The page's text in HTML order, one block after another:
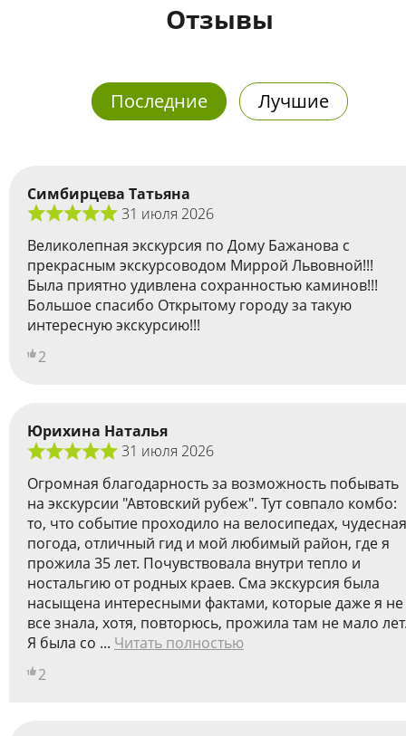
Отзывы
Последние Лучшие
Симбирцева Татьяна
31 июля 2026
Великолепная экскурсия по Дому Бажанова с
прекрасным экскурсоводом Миррой Львовной!!!
Была приятно удивлена сохранностью каминов!!!
Большое спасибо Открытому городу за такую
интересную экскурсию!!!
2
Юрихина Наталья
31 июля 2026
Огромная благодарность за возможность побывать
на экскурсии "Автовский рубеж". Тут совпало комбо:
то, что событие проходило на велосипедах, чудесная
погода, отличный гид и мой любимый район, где я
прожила 35 лет. Почувствовала внутри тепло и
ностальгию от родных краев. Сма экскурсия была
насыщена интересными фактами, которые даже я не
все знала, хотя, повторюсь, прожила там не мало
Я была со ... Читать полностью
2